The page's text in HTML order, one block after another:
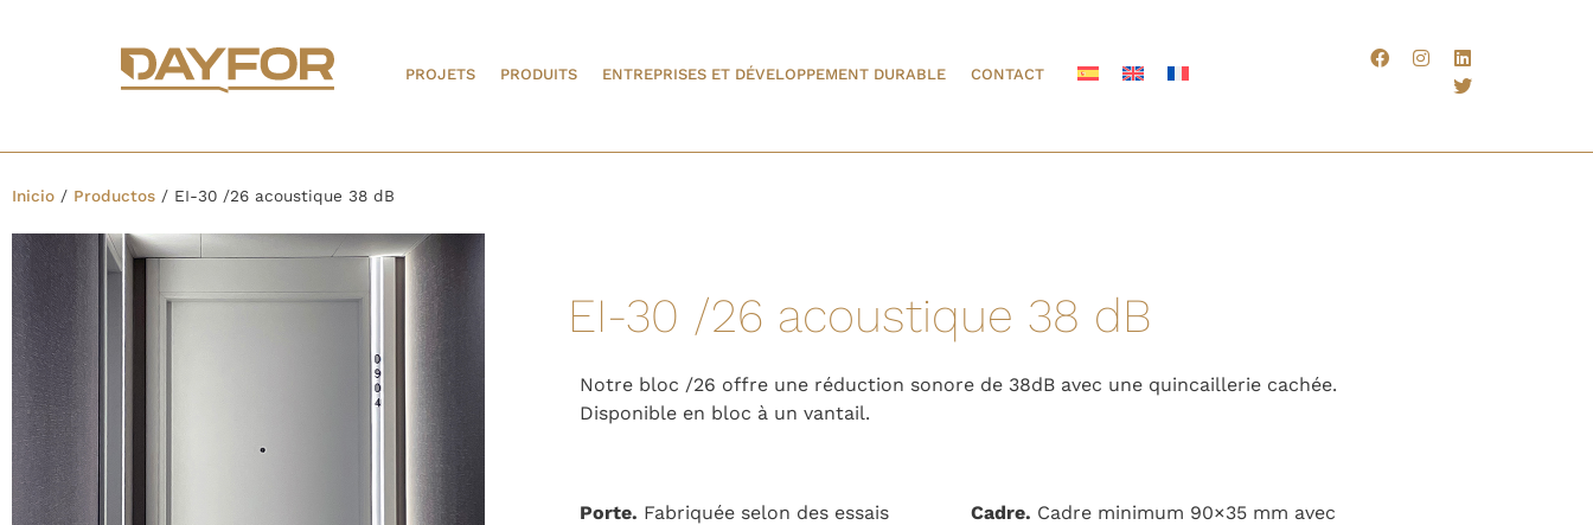
PROJETS PRODUITS ENTREPRISES ET DÉVELOPPEMENT DURABLE CONTACT
Inicio / Productos / EI-30 /26 acoustique 38 dB
EI-30 /26 acoustique 38 dB
Notre bloc /26 offre une réduction sonore de 38dB avec une quincaillerie cachée.
Disponible en bloc à un vantail.
Porte. Fabriquée selon des essais
Cadre. Cadre minimum 90×35 mm avec